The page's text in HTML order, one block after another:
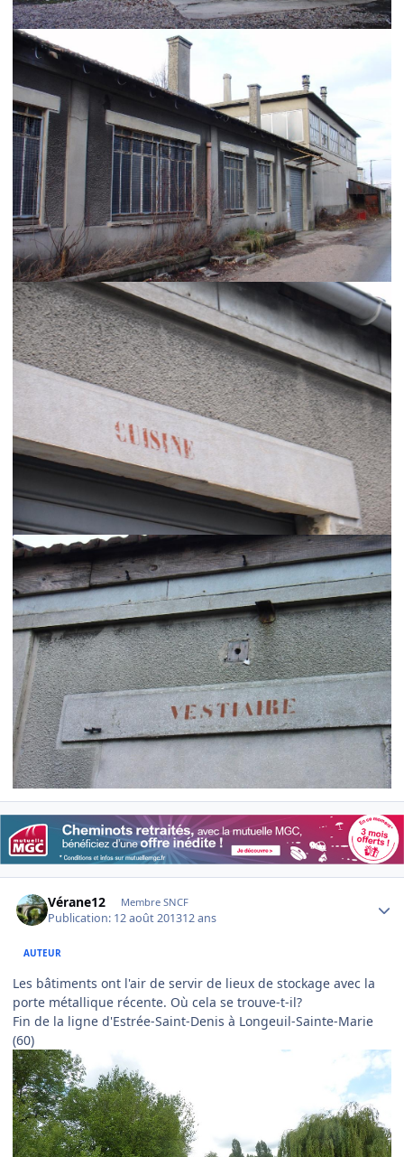
Vérane12 Membre SNCF
Publication: 12 août 201312 ans
AUTEUR
Les bâtiments ont l'air de servir de lieux de stockage avec la
porte métallique récente. Où cela se trouve-t-il?
Fin de la ligne d'Estrée-Saint-Denis à Longeuil-Sainte-Marie
(60)